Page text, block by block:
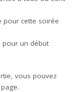
pour cette soirée
pour un début
vous pouvez